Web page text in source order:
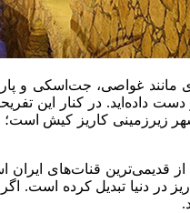
مانند غواصی،
داده‌اید. در کنار این
زیرزمینی کاریز کیش
در دنیا تبدیل کرده است.